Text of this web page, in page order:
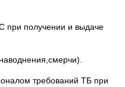
при получении и выдаче
требований ТБ при